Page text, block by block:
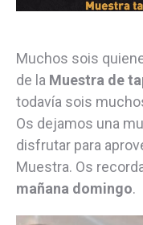
Muchos sois
de la Muestra de
todavía sois
Os dejamos una
disfrutar para
Muestra. Os
mañana domingo.